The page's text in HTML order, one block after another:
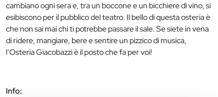
cambiano ogni sera e, tra un boccone e un bicchiere di vino, si
esibiscono per il pubblico del teatro. Il bello di questa osteria è
che non sai mai chi ti potrebbe passare il sale. Se siete in vena
di ridere, mangiare, bere e sentire un pizzico di musica,
l’Osteria Giacobazzi è il posto che fa per voi!
Info: